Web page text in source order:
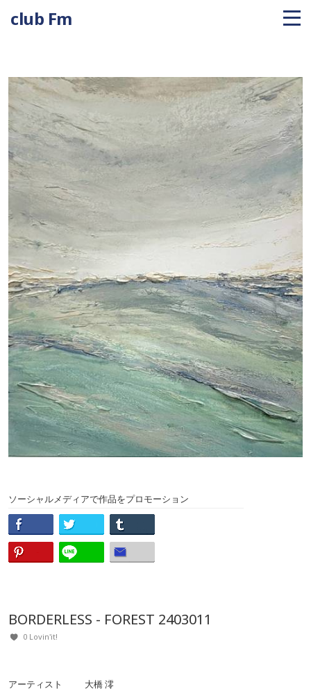
club Fm
ソーシャルメディアで作品をプロモーション
BORDERLESS - FOREST 2403011
0 Lovin'it!
アーティスト 大橋 澪